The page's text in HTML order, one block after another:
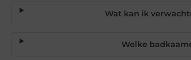
Wat kan ik
Welke